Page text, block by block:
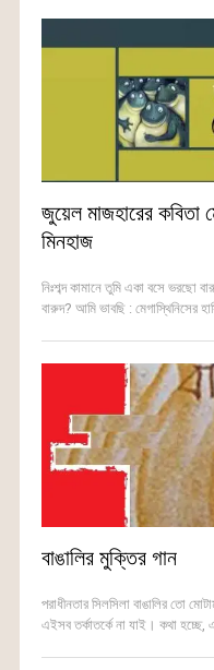
জুয়েল মাজহারের কবিতা
মিনহাজ
নিঃশব্দ কামানে তুমি একা বসে ভরছো
বারুদ? আমি ভাবছি : মেগাস্থিনিসের
বাঙালির মুক্তির গান
পরাধীনতার সিলসিলা বাঙালির তো
এইসব তর্কাতর্কে না যাই। কথা হচ্ছে,